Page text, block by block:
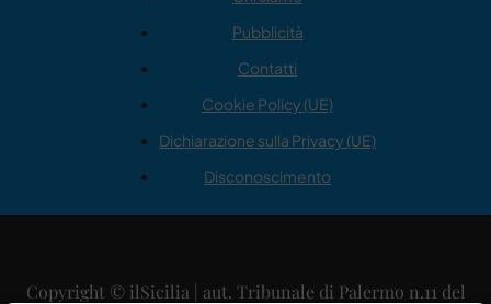
Pubblicità
Contatti
Cookie Policy (UE)
Dichiarazione sulla Privacy (UE)
Disconoscimento
Copyright © ilSicilia | aut. Tribunale di Palermo n.11 del